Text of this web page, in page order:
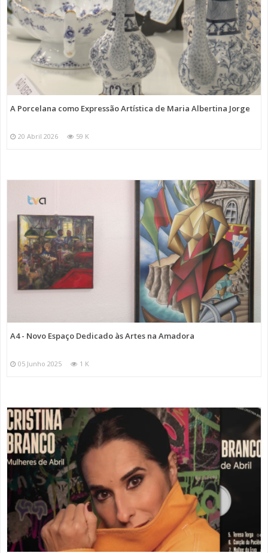
A Porcelana como Expressão Artística de Maria Albertina Jorge
20 Abril 2026 59 K
A4 - Novo Espaço Dedicado às Artes na Amadora
05 Junho 2025 1 K